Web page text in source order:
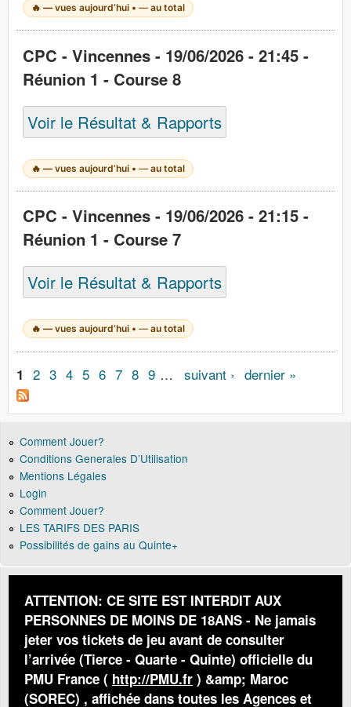
🔥— vues aujourd’hui •— au total
CPC - Vincennes - 19/06/2026 - 21:45 -
Réunion 1 - Course 8
Voir le Résultat & Rapports
🔥— vues aujourd’hui •— au total
CPC - Vincennes - 19/06/2026 - 21:15 -
Réunion 1 - Course 7
Voir le Résultat & Rapports
🔥— vues aujourd’hui •— au total
Pages
1 2 3 4 5 6 7 8 9 … suivant › dernier »
Comment Jouer?
Conditions Generales D’Utilisation
Mentions Légales
Login
Comment Jouer?
LES TARIFS DES PARIS
Possibilités de gains au Quinte+
ATTENTION: CE SITE EST INTERDIT AUX
PERSONNES DE MOINS DE 18ANS - Ne jamais
jeter vos tickets de jeu avant de consulter
l’arrivée (Tierce - Quarte - Quinte) officielle du
PMU France ( http://PMU.fr ) &amp; Maroc
(SOREC) , affichée dans toutes les Agences et